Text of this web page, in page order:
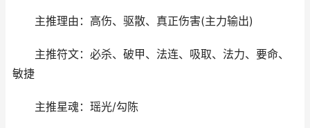
主推理由：高伤、驱散、真正伤害(主力输出)
主推符文：必杀、破甲、法连、吸取、法力、要命、
敏捷
主推星魂：瑶光/勾陈